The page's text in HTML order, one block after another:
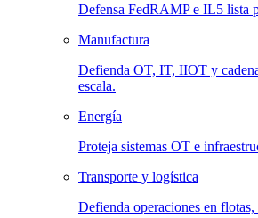
Defensa FedRAMP e IL5 lista
Manufactura
Defienda OT, IT, IIOT y
escala.
Energía
Proteja sistemas OT e
Transporte y logística
Defienda operaciones en